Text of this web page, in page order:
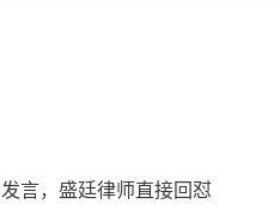
言，盛廷律师直接回怼